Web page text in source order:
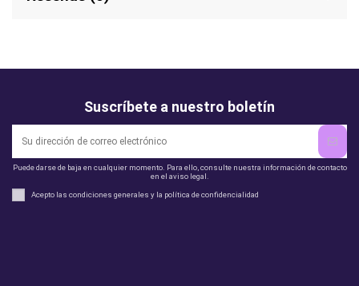
Suscríbete a nuestro boletín
Puede darse de baja en cualquier momento. Para ello, consulte nuestra información de contacto
en el aviso legal.
Acepto las condiciones generales y la política de confidencialidad